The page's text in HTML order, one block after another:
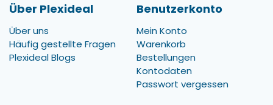
Über Plexideal
Über uns
Häufig gestellte Fragen
Plexideal Blogs
Benutzerkonto
Mein Konto
Warenkorb
Bestellungen
Kontodaten
Passwort vergessen